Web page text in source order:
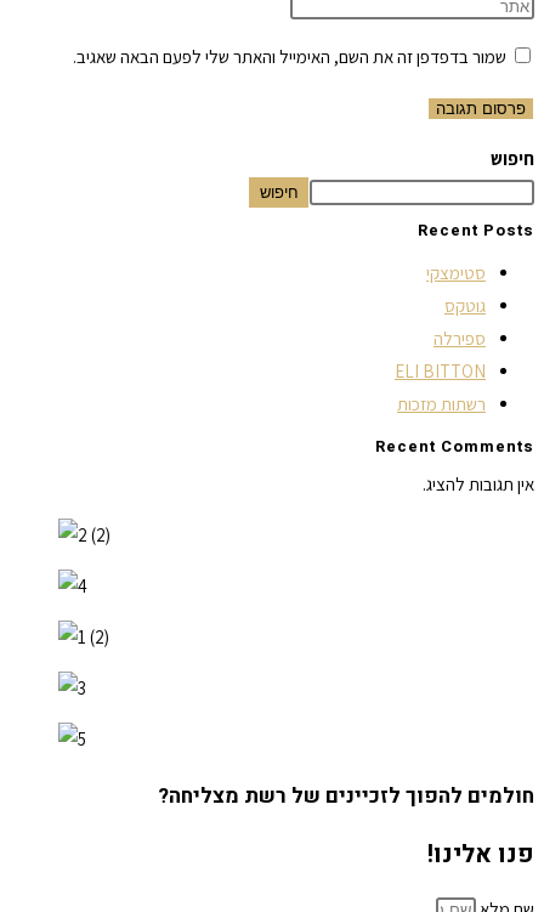
שמור בדפדפן זה את השם, האימייל והאתר שלי לפעם הבאה שאגיב.
חיפוש
חיפוש
Recent Posts
סטימצקי
גוטקס
ספירלה
ELI BITTON
רשתות מזכות
Recent Comments
אין תגובות להציג.
חולמים להפוך לזכיינים של רשת מצליחה?
פנו אלינו!